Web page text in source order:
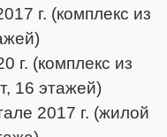
г. (комплекс из
г. (комплекс из
16 этажей)
2017 г. (жилой